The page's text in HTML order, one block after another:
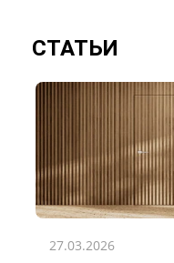
СТАТЬИ
27.03.2026